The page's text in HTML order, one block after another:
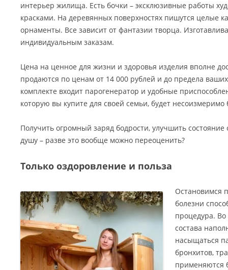
интерьер жилища. Есть бочки – эксклюзивные работы
красками. На деревянных поверхностях пишутся целые
орнаменты. Все зависит от фантазии творца.
индивидуальным заказам.
Цена на ценное для жизни и здоровья изделия вполне
продаются по ценам от 14 000 рублей и до предела
комплекте входит парогенератор и удобные
которую вы купите для своей семьи, будет несоизмеримо
Получить огромный заряд бодрости, улучшить состояние
душу – разве это вообще можно переоценить?
Только оздоровление и польза
Остановимся
болезни
процедура. Во
состава
насыщаться
бронхитов,
применяются